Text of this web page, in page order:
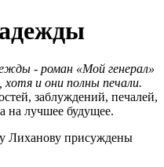
- роман «Мой генерал»
хотя и они полны печали.
заблуждений, печалей,
на лучшее будущее.
Лиханову присуждены